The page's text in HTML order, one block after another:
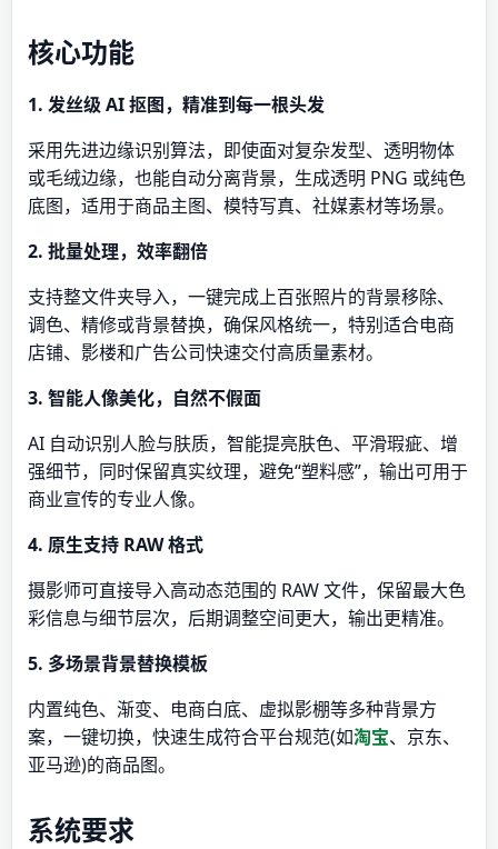
核心功能
1. 发丝级 AI 抠图，精准到每一根头发
采用先进边缘识别算法，即使面对复杂发型、透明物体
或毛绒边缘，也能自动分离背景，生成透明 PNG 或纯色
底图，适用于商品主图、模特写真、社媒素材等场景。
2. 批量处理，效率翻倍
支持整文件夹导入，一键完成上百张照片的背景移除、
调色、精修或背景替换，确保风格统一，特别适合电商
店铺、影楼和广告公司快速交付高质量素材。
3. 智能人像美化，自然不假面
AI 自动识别人脸与肤质，智能提亮肤色、平滑瑕疵、增
强细节，同时保留真实纹理，避免“塑料感”，输出可用于
商业宣传的专业人像。
4. 原生支持 RAW 格式
摄影师可直接导入高动态范围的 RAW 文件，保留最大色
彩信息与细节层次，后期调整空间更大，输出更精准。
5. 多场景背景替换模板
内置纯色、渐变、电商白底、虚拟影棚等多种背景方
案，一键切换，快速生成符合平台规范(如淘宝、京东、
亚马逊)的商品图。
系统要求